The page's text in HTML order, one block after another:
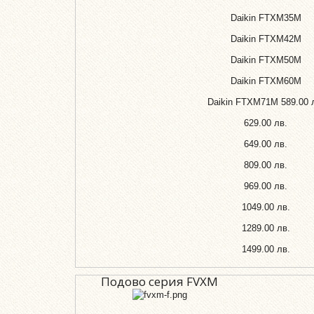
Daikin FTXM35M
Daikin FTXM42M
Daikin FTXM50M
Daikin FTXM60M
Daikin FTXM71M 589.00
629.00 лв.
649.00 лв.
809.00 лв.
969.00 лв.
1049.00 лв.
1289.00 лв.
1499.00 лв.
Подово серия FVXM